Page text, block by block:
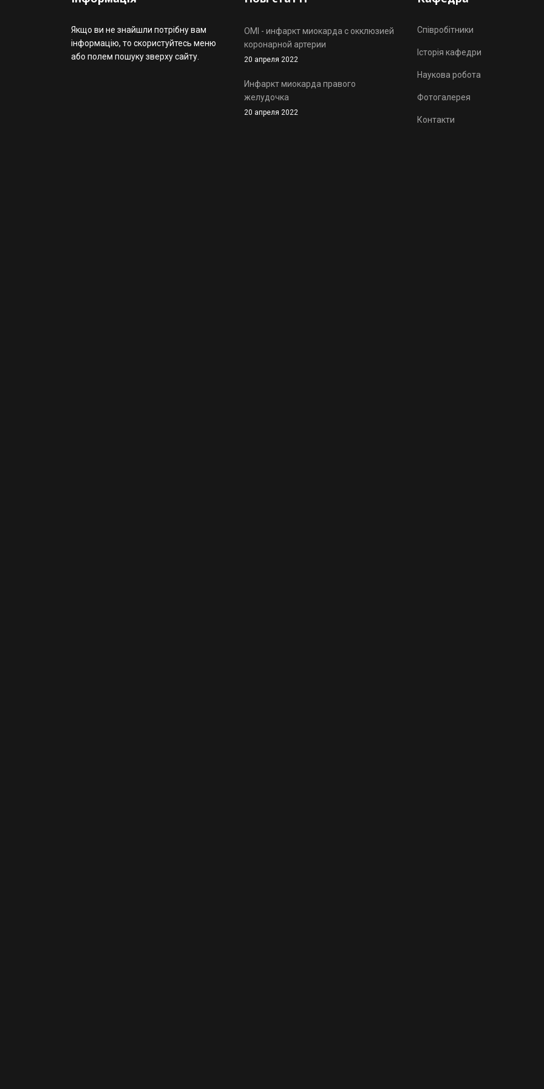
Якщо ви не знайшли потрібну вам
інформацію, то скористуйтесь меню
або полем пошуку зверху сайту.
OMI - инфаркт миокарда с окклюзией
коронарной артерии
20 апреля 2022
Инфаркт миокарда правого
желудочка
20 апреля 2022
Співробітники
Історія кафедри
Наукова робота
Фотогалерея
Контакти